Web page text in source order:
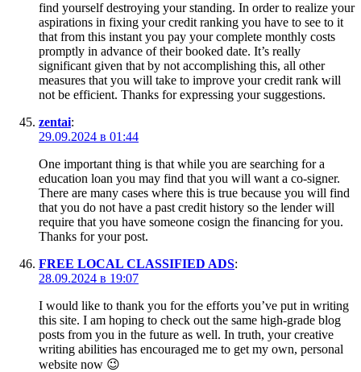
find yourself destroying your standing. In order to realize your
aspirations in fixing your credit ranking you have to see to it
that from this instant you pay your complete monthly costs
promptly in advance of their booked date. It’s really
significant given that by not accomplishing this, all other
measures that you will take to improve your credit rank will
not be efficient. Thanks for expressing your suggestions.
zentai:
29.09.2024 в 01:44
One important thing is that while you are searching for a
education loan you may find that you will want a co-signer.
There are many cases where this is true because you will find
that you do not have a past credit history so the lender will
require that you have someone cosign the financing for you.
Thanks for your post.
FREE LOCAL CLASSIFIED ADS:
28.09.2024 в 19:07
I would like to thank you for the efforts you’ve put in writing
this site. I am hoping to check out the same high-grade blog
posts from you in the future as well. In truth, your creative
writing abilities has encouraged me to get my own, personal
website now 😉